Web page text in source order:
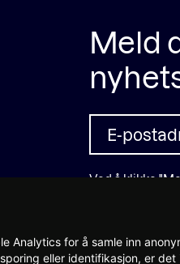
Meld
Ved å klikke
for å samle inn
eller identifikasjon, er